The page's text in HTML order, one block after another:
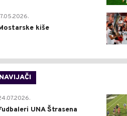
kiše
NAVIJAČI
UNA Štrasena